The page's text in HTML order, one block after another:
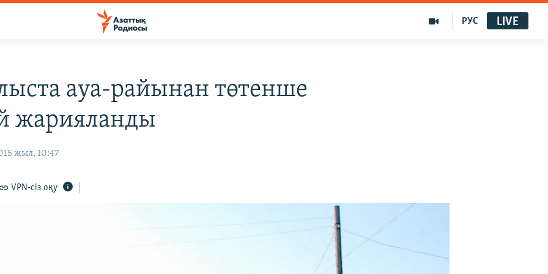
РУС LIVE
ауа-райынан төтенше
жарияланды
жыл, 10:47
VPN-сіз оқу